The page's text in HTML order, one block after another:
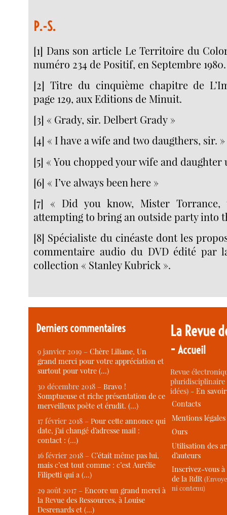
P.-S.
[1] Dans son article Le Territoire du
numéro 234 de Positif, en Septembre 1980.
[2] Titre du cinquième chapitre de
page 129, aux Editions de Minuit.
[3] « Grady, sir. Delbert Grady »
[4] « I have a wife and two daugthers, sir. »
[5] « You chopped your wife and
[6] « I’ve always been here »
[7] « Did you know, Mister
attempting to bring an outside party into
[8] Spécialiste du cinéaste dont les
commentaire audio du DVD édité par
collection « Stanley Kubrick ».
Derniers commentaires
9 janvier 2019 –Chère Liliane, Un
grand merci pour votre appréciation et
surtout pour votre (…)
30 décembre 2018 –Bravo !
Somptueuse et riche présentation de ce
merveilleux poète et érudit. (…)
17 février 2018 –Pour cette annonce qui
date, j’ai changé d’adresse mail :
contact : (…)
16 février 2018 –C’était même pas lui,
mais c’est tout comme : c’est Aurélie
Filipetti qui a (…)
29 août 2017 –Encore un grand merci à
la Revue des Ressources, à Louise
Desrenards et (…)
La Revue
-Accueil
Revue
idées) -En
Contacts
Mentions légales
Ours
Utilisation des
d’auteurs
Inscrivez-vous
de la RdR
ni contenu)